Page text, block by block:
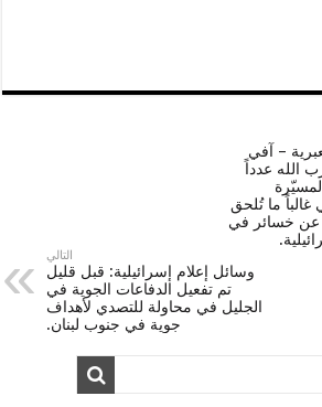
– آفي
الله عدداً
غالباً ما تُلحق
عن خسائر في
التالي
وسائل إعلام إسرائيلية: قبل قليل
تم تفعيل الدفاعات الجوية في
الجليل في محاولة للتصدي لأهداف
جوية في جنوب لبنان.